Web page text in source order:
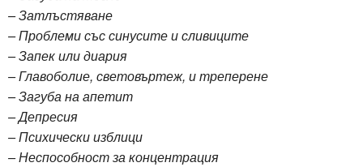
– Затлъстяване
– Проблеми със синусите и сливиците
– Запек или диария
– Главоболие, световъртеж, и треперене
– Загуба на апетит
– Депресия
– Психически изблици
– Неспособност за концентрация